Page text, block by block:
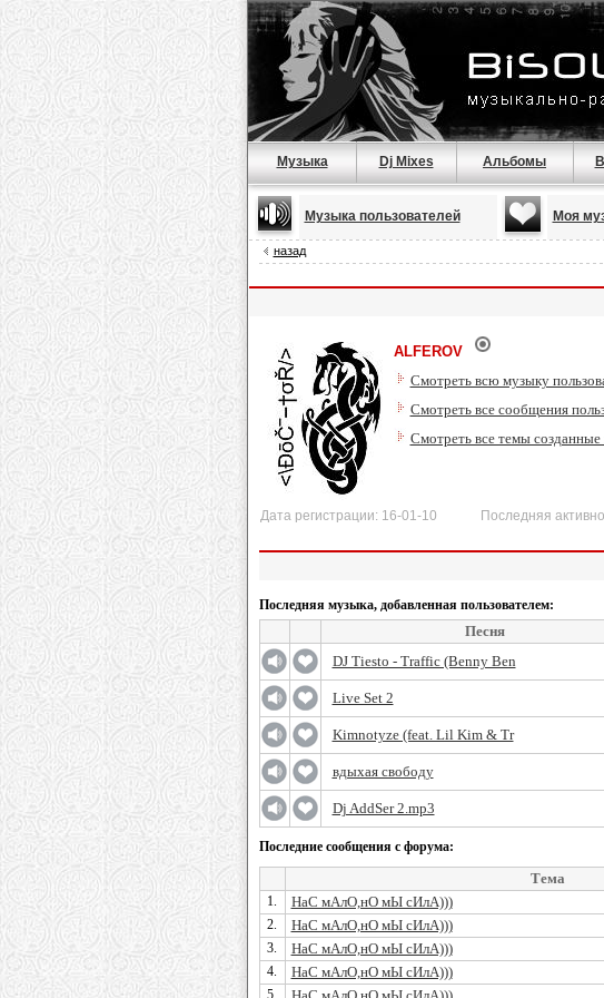
Музыка Dj Mixes Альбомы
Музыка пользователей Моя
назад
ALFEROV
Смотреть всю музыку
Смотреть все сообщения
Смотреть все темы созданные
Дата регистрации: 16-01-10 Последняя
Последняя музыка, добавленная пользователем:
Песня
DJ Tiesto - Traffic (Benny Ben
Live Set 2
Kimnotyze (feat. Lil Kim & Tr
вдыхая свободу
Dj AddSer 2.mp3
Последние сообщения с форума:
Тема
1. НаС мАлО,нО мЫ сИлА)))
2. НаС мАлО,нО мЫ сИлА)))
3. НаС мАлО,нО мЫ сИлА)))
4. НаС мАлО,нО мЫ сИлА)))
5.